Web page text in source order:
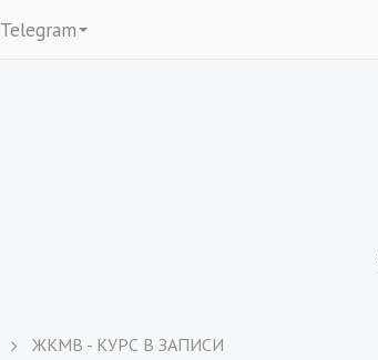
Telegram
ЖКМВ - КУРС В ЗАПИСИ